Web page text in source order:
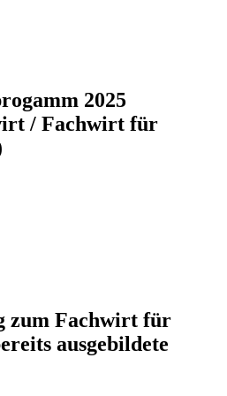
2025
/ Fachwirt für
zum Fachwirt für
ausgebildete